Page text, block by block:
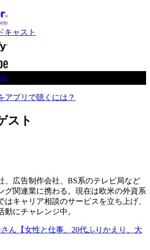
アプリで聴くには？
スト
、広告制作会社、BS系のテレビ局など
グ関連業に携わる。現在は欧米の外資系
はキャリア相談のサービスを立ち上げ、
にチャレンジ中。
ん【女性と仕事、20代ふりかえり、大